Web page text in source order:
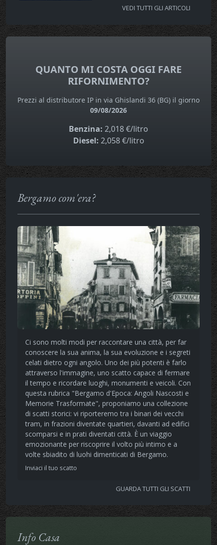
VEDI TUTTI GLI ARTICOLI
QUANTO MI COSTA OGGI FARE
RIFORNIMENTO?
Prezzi al distributore IP in via Ghislandi 36 (BG) il giorno
09/08/2026
Benzina: 2,018 €/litro
Diesel: 2,058 €/litro
Bergamo com'era?
Ci sono molti modi per raccontare una città, per far
conoscere la sua anima, la sua evoluzione e i segreti
celati dietro ogni angolo. Uno dei più potenti è farlo
attraverso l'immagine, uno scatto capace di fermare
il tempo e ricordare luoghi, monumenti e veicoli. Con
questa rubrica "Bergamo d'Epoca: Angoli Nascosti e
Memorie Trasformate", proponiamo una collezione
di scatti storici: vi riporteremo tra i binari dei vecchi
tram, in frazioni diventate quartieri, davanti ad edifici
scomparsi e in prati diventati città. È un viaggio
emozionante per riscoprire il volto più intimo e a
volte sbiadito di luohi dimenticati di Bergamo.
Inviaci il tuo scatto
GUARDA TUTTI GLI SCATTI
Info Casa